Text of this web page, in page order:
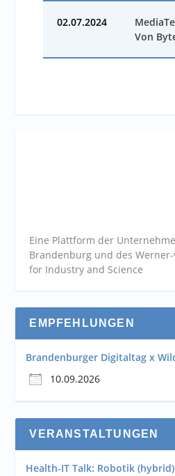
02.07.2024
Von
Eine Plattform der
Brandenburg und des
for Industry and Science
EMPFEHLUNGEN
Brandenburger Digitaltag x
10.09.2026
VERANSTALTUNGEN
Health-IT Talk: Robotik (hybrid)